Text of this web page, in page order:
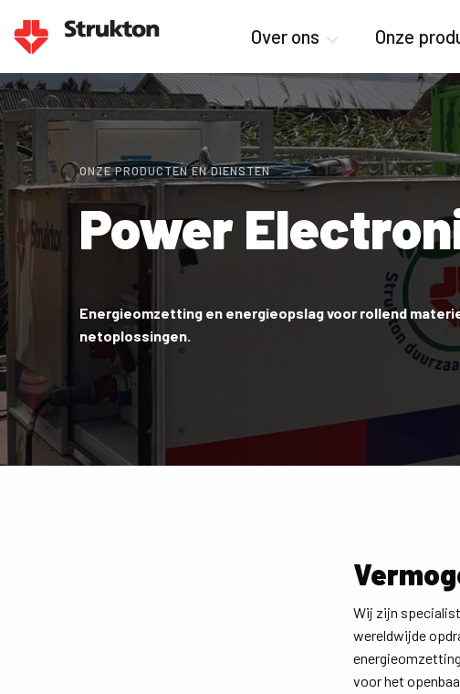
Over ons Onze
ONZE PRODUCTEN EN DIENSTEN
Power
Energieomzetting en energieopslag voor rollend
netoplossingen.
Wij zijn
wereldwijde
voor het